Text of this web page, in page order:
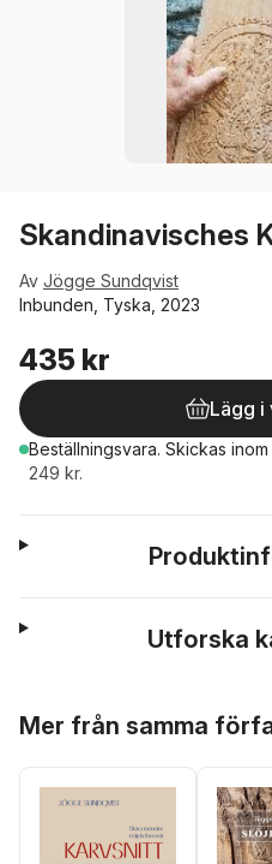
Skandinavisches
Av Jögge Sundqvist
Inbunden, Tyska, 2023
435 kr
Lägg i
Beställningsvara. Skickas
249 kr.
Utforska
Mer från samma